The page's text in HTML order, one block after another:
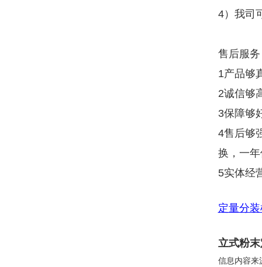
4）我司
售后服
1产品够
2诚信够
3保障够
4售后够
换，一
5实体经
定量分
立式粉
信息内容来